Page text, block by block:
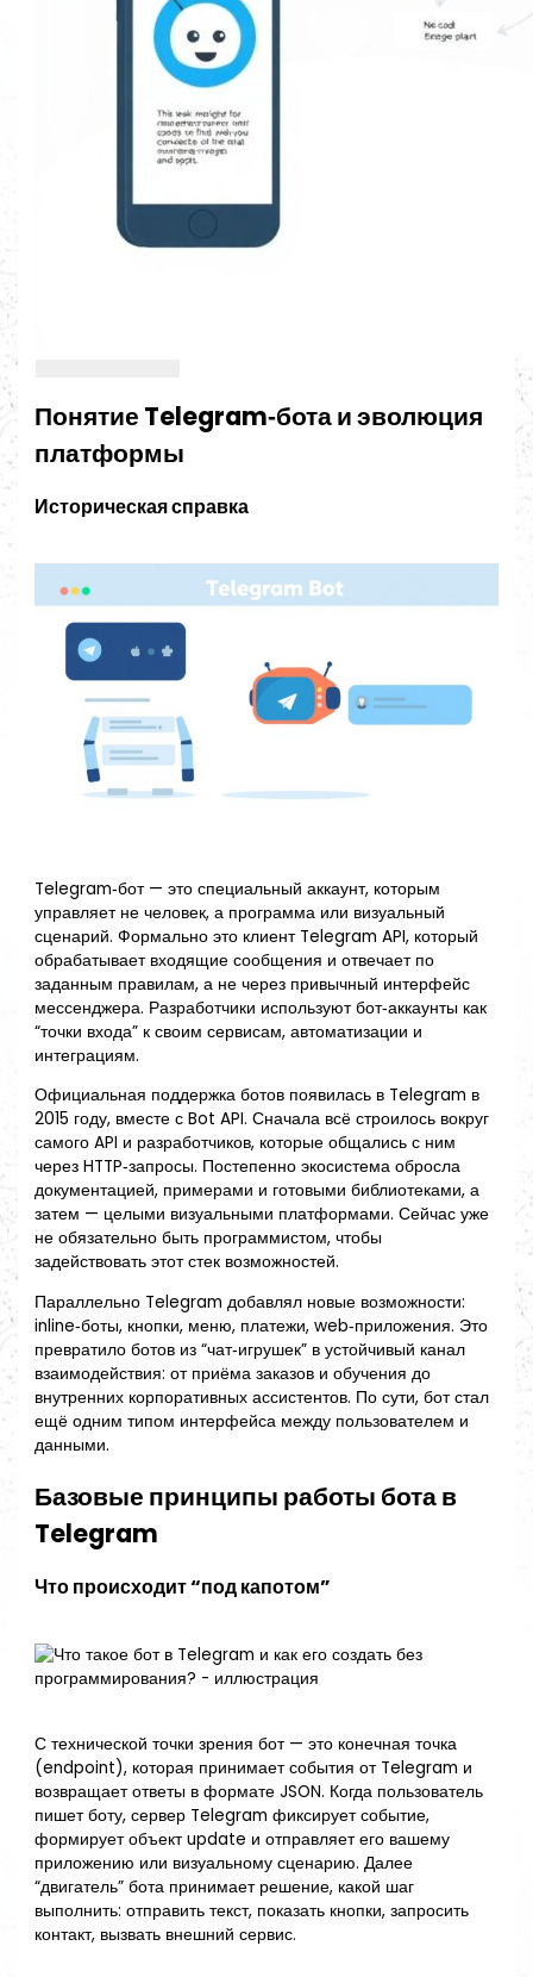
Понятие Telegram‑бота и эволюция
платформы
Историческая справка
Telegram‑бот — это специальный аккаунт, которым
управляет не человек, а программа или визуальный
сценарий. Формально это клиент Telegram API, который
обрабатывает входящие сообщения и отвечает по
заданным правилам, а не через привычный интерфейс
мессенджера. Разработчики используют бот‑аккаунты как
“точки входа” к своим сервисам, автоматизации и
интеграциям.
Официальная поддержка ботов появилась в Telegram в
2015 году, вместе с Bot API. Сначала всё строилось вокруг
самого API и разработчиков, которые общались с ним
через HTTP‑запросы. Постепенно экосистема обросла
документацией, примерами и готовыми библиотеками, а
затем — целыми визуальными платформами. Сейчас уже
не обязательно быть программистом, чтобы
задействовать этот стек возможностей.
Параллельно Telegram добавлял новые возможности:
inline‑боты, кнопки, меню, платежи, web‑приложения. Это
превратило ботов из “чат‑игрушек” в устойчивый канал
взаимодействия: от приёма заказов и обучения до
внутренних корпоративных ассистентов. По сути, бот стал
ещё одним типом интерфейса между пользователем и
данными.
Базовые принципы работы бота в
Telegram
Что происходит “под капотом”
С технической точки зрения бот — это конечная точка
(endpoint), которая принимает события от Telegram и
возвращает ответы в формате JSON. Когда пользователь
пишет боту, сервер Telegram фиксирует событие,
формирует объект update и отправляет его вашему
приложению или визуальному сценарию. Далее
“двигатель” бота принимает решение, какой шаг
выполнить: отправить текст, показать кнопки, запросить
контакт, вызвать внешний сервис.